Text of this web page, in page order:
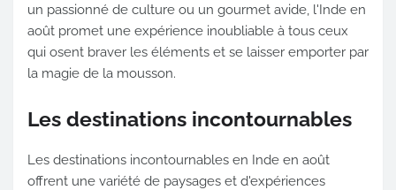
un passionné de culture ou un gourmet avide, l'Inde en
août promet une expérience inoubliable à tous ceux
qui osent braver les éléments et se laisser emporter par
la magie de la mousson.
Les destinations incontournables
Les destinations incontournables en Inde en août
offrent une variété de paysages et d'expériences